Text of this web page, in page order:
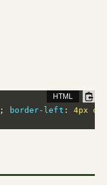
; border-left : 4px